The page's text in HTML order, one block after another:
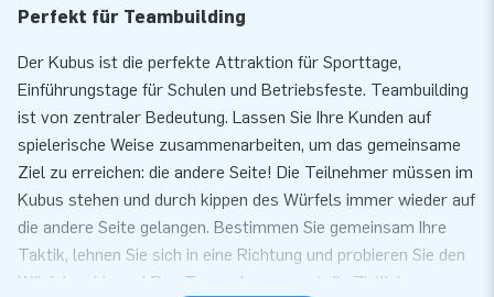
Perfekt für Teambuilding
Der Kubus ist die perfekte Attraktion für Sporttage,
Einführungstage für Schulen und Betriebsfeste. Teambuilding
ist von zentraler Bedeutung. Lassen Sie Ihre Kunden auf
spielerische Weise zusammenarbeiten, um das gemeinsame
Ziel zu erreichen: die andere Seite! Die Teilnehmer müssen im
Kubus stehen und durch kippen des Würfels immer wieder auf
die andere Seite gelangen. Bestimmen Sie gemeinsam Ihre
Taktik, lehnen Sie sich in eine Richtung und probieren Sie den
Würfel zu kippen! Das Team, dass zuerst die Ziellinie